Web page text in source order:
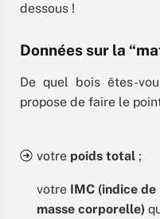
dessous !
Données sur la
De quel bois êtes-
propose de faire le
votre poids total;
votreIMC (indice de
masse corporelle)